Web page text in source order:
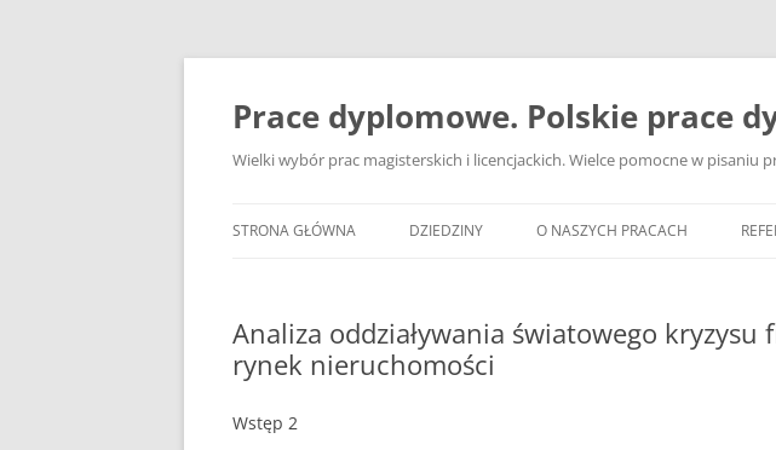
Przejdź
Prace dyplomowe. Polskie prace
Wielki wybór prac magisterskich i licencjackich. Wielce pomocne w pisaniu
STRONA GŁÓWNA DZIEDZINY
BANKOWOŚĆ
BEZPIECZEŃSTWO
O NASZYCH PRACACH
Analiza oddziaływania światowego kryzysu
rynek nieruchomości
Wstęp 2